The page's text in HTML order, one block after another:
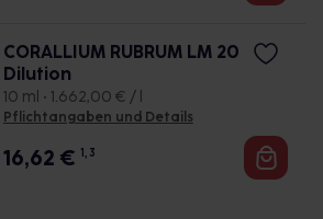
CORALLIUM RUBRUM LM 20
Dilution
10 ml • 1.662,00 € / l
Pflichtangaben und Details
16,62 € 1, 3